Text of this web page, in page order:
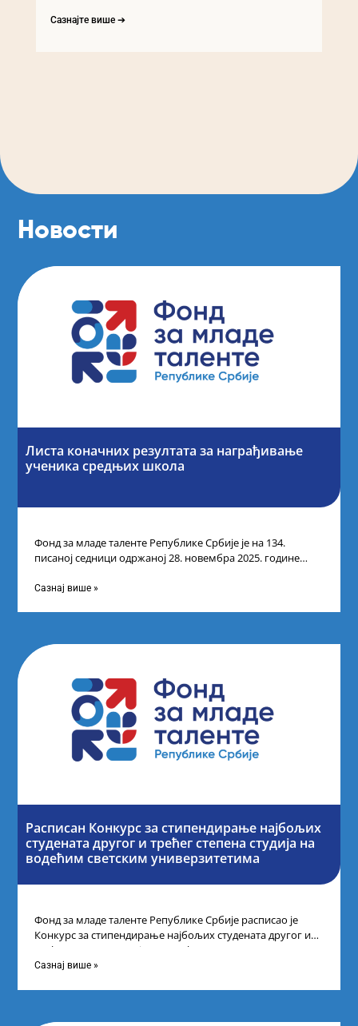
Сазнајте више ➔
Новости
Листа коначних резултата за награђивање
ученика средњих школа
Фонд за младе таленте Републике Србије је на 134.
писаној седници одржаној 28. новембра 2025. године
Сазнај више »
Расписан Конкурс за стипендирање најбољих
студената другог и трећег степена студија на
водећим светским универзитетима
Фонд за младе таленте Републике Србије расписао је
Конкурс за стипендирање најбољих студената другог и
трећег степена студија на водећим
Сазнај више »